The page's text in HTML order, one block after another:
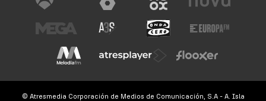
© Atresmedia Corporación de Medios de Comunicación, S.A - A. Isla